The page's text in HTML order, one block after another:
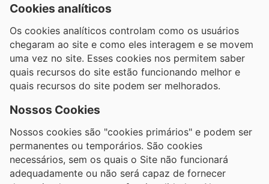
Cookies analíticos
Os cookies analíticos controlam como os usuários
chegaram ao site e como eles interagem e se movem
uma vez no site. Esses cookies nos permitem saber
quais recursos do site estão funcionando melhor e
quais recursos do site podem ser melhorados.
Nossos Cookies
Nossos cookies são "cookies primários" e podem ser
permanentes ou temporários. São cookies
necessários, sem os quais o Site não funcionará
adequadamente ou não será capaz de fornecer